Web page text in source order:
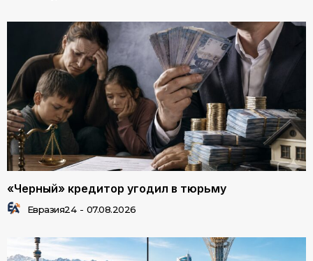
«Черный» кредитор угодил в тюрьму
Евразия24 - 07.08.2026